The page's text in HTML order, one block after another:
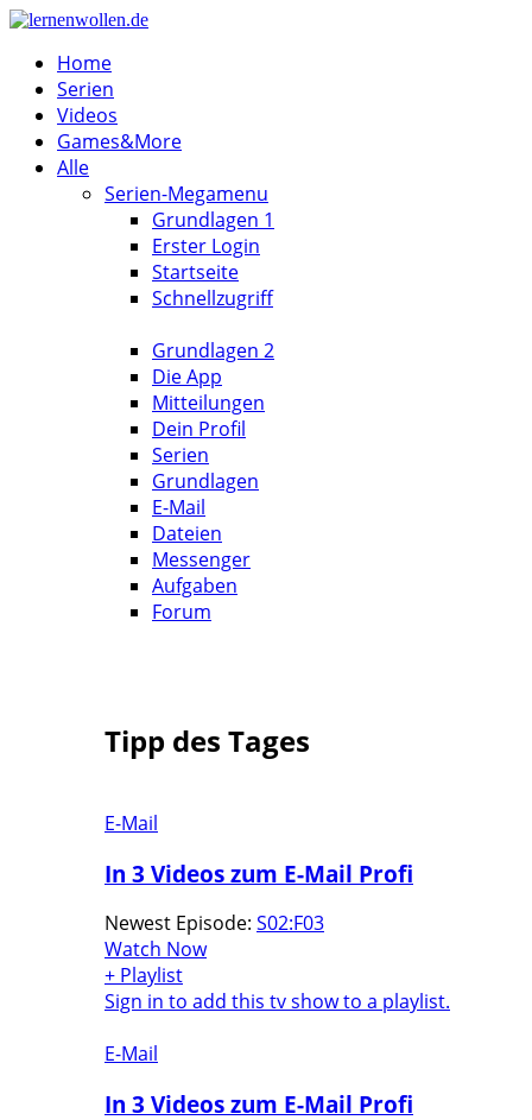
Home
Serien
Videos
Games&More
Alle
Serien-Megamenu
Grundlagen 1
Erster Login
Startseite
Schnellzugriff
Grundlagen 2
Die App
Mitteilungen
Dein Profil
Serien
Grundlagen
E-Mail
Dateien
Messenger
Aufgaben
Forum
Tipp des Tages
E-Mail
In 3 Videos zum E-Mail Profi
Newest Episode: S02:F03
Watch Now
+ Playlist
Sign in to add this tv show to a playlist.
E-Mail
In 3 Videos zum E-Mail Profi